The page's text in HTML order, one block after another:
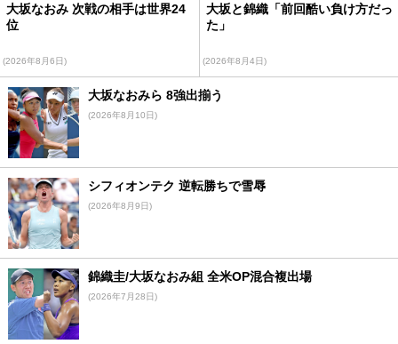
大坂なおみ 次戦の相手は世界24
位
(2026年8月6日)
大坂と錦織「前回酷い負け方だっ
た」
(2026年8月4日)
大坂なおみら 8強出揃う
(2026年8月10日)
シフィオンテク 逆転勝ちで雪辱
(2026年8月9日)
錦織圭/大坂なおみ組 全米OP混合複出場
(2026年7月28日)